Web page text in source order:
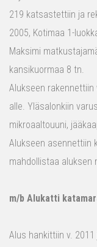
219 katsastettiin ja
2005, Kotimaa 1-
Maksimi
kansikuormaa 8 tn.
Alukseen
alle. Yläsalonkiin
mikroaaltouuni,
Alukseen asennettiin
mahdollistaa
m/b Alukatti
Alus hankittiin v.